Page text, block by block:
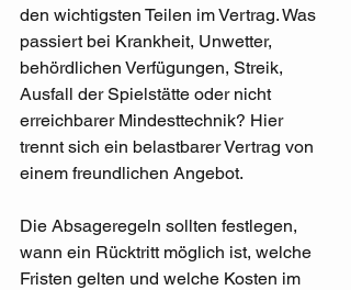
den wichtigsten Teilen im Vertrag. Was
passiert bei Krankheit, Unwetter,
behördlichen Verfügungen, Streik,
Ausfall der Spielstätte oder nicht
erreichbarer Mindesttechnik? Hier
trennt sich ein belastbarer Vertrag von
einem freundlichen Angebot.
Die Absageregeln sollten festlegen,
wann ein Rücktritt möglich ist, welche
Fristen gelten und welche Kosten im